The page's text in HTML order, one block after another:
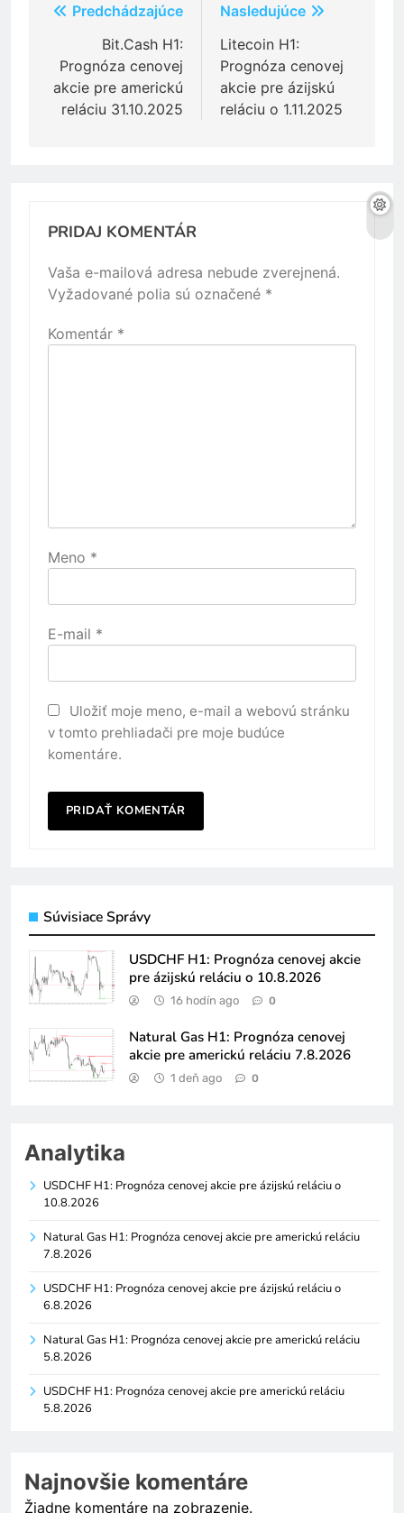
Navigácia
článku
Predchádzajúce
Bit.Cash H1:
Prognóza cenovej
akcie pre americkú
reláciu 31.10.2025
Nasledujúce
Litecoin H1:
Prognóza cenovej
akcie pre ázijskú
reláciu o 1.11.2025
PRIDAJ KOMENTÁR
Vaša e-mailová adresa nebude zverejnená.
Vyžadované polia sú označené *
Komentár *
Meno *
E-mail *
Uložiť moje meno, e-mail a webovú stránku
v tomto prehliadači pre moje budúce
komentáre.
Súvisiace Správy
USDCHF H1: Prognóza cenovej akcie
pre ázijskú reláciu o 10.8.2026
16 hodín ago 0
Natural Gas H1: Prognóza cenovej
akcie pre americkú reláciu 7.8.2026
1 deň ago 0
Analytika
USDCHF H1: Prognóza cenovej akcie pre ázijskú reláciu o
10.8.2026
Natural Gas H1: Prognóza cenovej akcie pre americkú reláciu
7.8.2026
USDCHF H1: Prognóza cenovej akcie pre ázijskú reláciu o
6.8.2026
Natural Gas H1: Prognóza cenovej akcie pre americkú reláciu
5.8.2026
USDCHF H1: Prognóza cenovej akcie pre americkú reláciu
5.8.2026
Najnovšie komentáre
Žiadne komentáre na zobrazenie.